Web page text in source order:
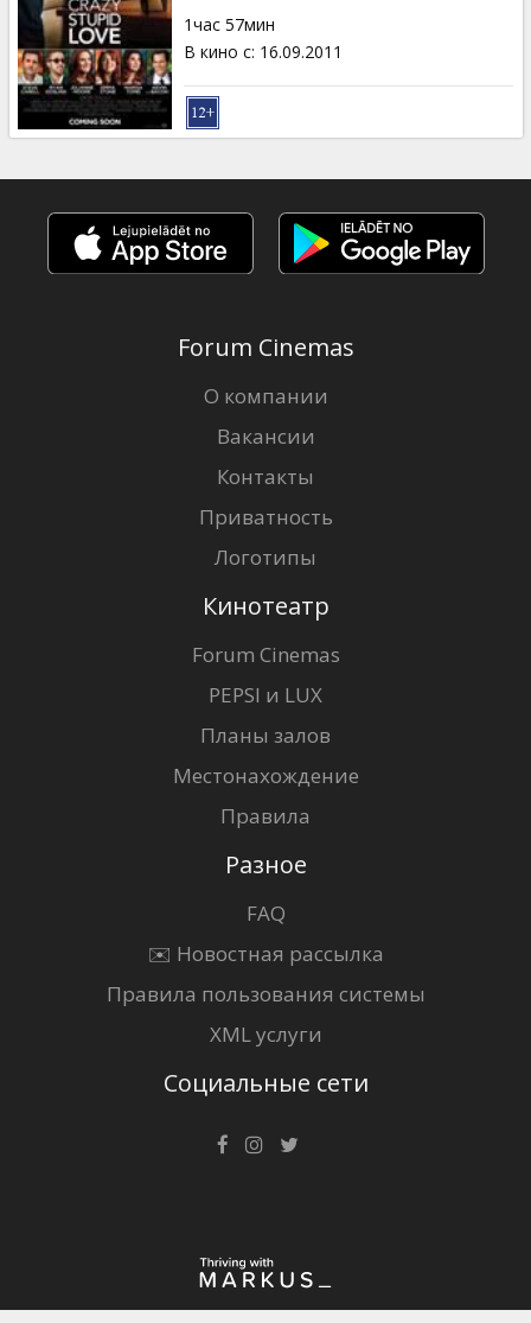
1час 57мин
В кино с: 16.09.2011
Forum Cinemas
О компании
Вакансии
Контакты
Приватность
Логотипы
Кинотеатр
Forum Cinemas
PEPSI и LUX
Планы залов
Местонахождение
Правила
Разное
FAQ
✉️ Новостная рассылка
Правила пользования системы
XML услуги
Социальные сети